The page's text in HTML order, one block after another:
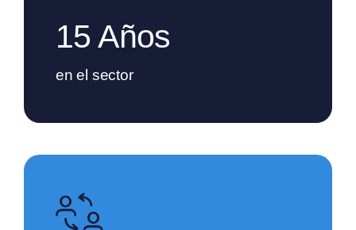
15 Años
en el sector